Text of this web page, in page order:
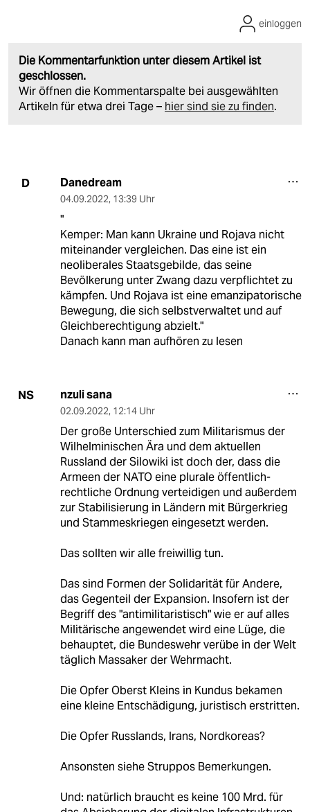
Die Kommentarfunktion unter diesem Artikel ist
geschlossen.
Wir öffnen die Kommentarspalte bei ausgewählten
Artikeln für etwa drei Tage – hier sind sie zu finden.
einloggen
D Danedream
04.09.2022, 13:39 Uhr
"
Kemper: Man kann Ukraine und Rojava nicht
miteinander vergleichen. Das eine ist ein
neoliberales Staatsgebilde, das seine
Bevölkerung unter Zwang dazu verpflichtet zu
kämpfen. Und Rojava ist eine emanzipatorische
Bewegung, die sich selbstverwaltet und auf
Gleichberechtigung abzielt."
Danach kann man aufhören zu lesen
NS nzuli sana
02.09.2022, 12:14 Uhr
Der große Unterschied zum Militarismus der
Wilhelminischen Ära und dem aktuellen
Russland der Silowiki ist doch der, dass die
Armeen der NATO eine plurale öffentlich-
rechtliche Ordnung verteidigen und außerdem
zur Stabilisierung in Ländern mit Bürgerkrieg
und Stammeskriegen eingesetzt werden.
Das sollten wir alle freiwillig tun.
Das sind Formen der Solidarität für Andere,
das Gegenteil der Expansion. Insofern ist der
Begriff des "antimilitaristisch" wie er auf alles
Militärische angewendet wird eine Lüge, die
behauptet, die Bundeswehr verübe in der Welt
täglich Massaker der Wehrmacht.
Die Opfer Oberst Kleins in Kundus bekamen
eine kleine Entschädigung, juristisch erstritten.
Die Opfer Russlands, Irans, Nordkoreas?
Ansonsten siehe Struppos Bemerkungen.
Und: natürlich braucht es keine 100 Mrd. für